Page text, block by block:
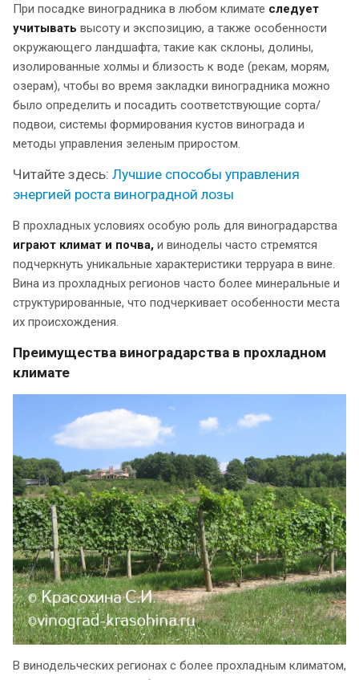
При посадке виноградника в любом климате следует
учитывать высоту и экспозицию, а также особенности
окружающего ландшафта, такие как склоны, долины,
изолированные холмы и близость к воде (рекам, морям,
озерам), чтобы во время закладки виноградника можно
было определить и посадить соответствующие сорта/
подвои, системы формирования кустов винограда и
методы управления зеленым приростом.
Читайте здесь: Лучшие способы управления
энергией роста виноградной лозы
В прохладных условиях особую роль для виноградарства
играют климат и почва, и виноделы часто стремятся
подчеркнуть уникальные характеристики терруара в вине.
Вина из прохладных регионов часто более минеральные и
структурированные, что подчеркивает особенности места
их происхождения.
Преимущества виноградарства в прохладном
климате
В винодельческих регионах с более прохладным климатом,